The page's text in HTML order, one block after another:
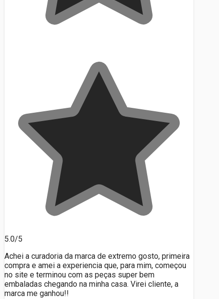
5.0/5
Achei a curadoria da marca de extremo gosto, primeira
compra e amei a experiencia que, para mim, começou
no site e terminou com as peças super bem
embaladas chegando na minha casa. Virei cliente, a
marca me ganhou!!